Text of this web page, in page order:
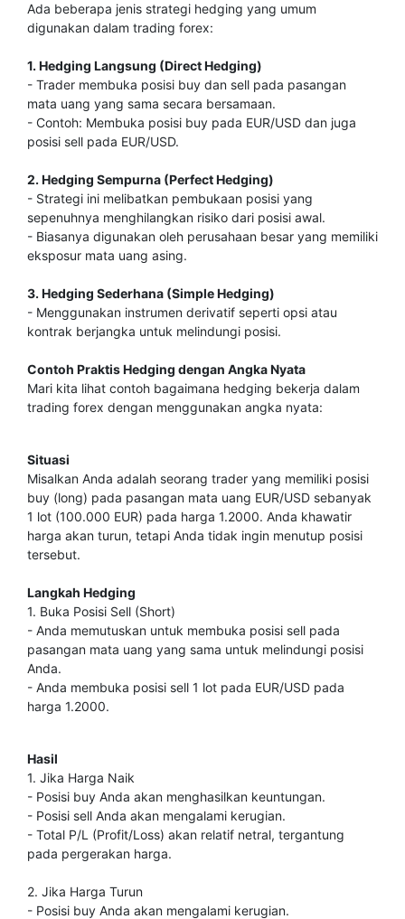
Ada beberapa jenis strategi hedging yang umum
digunakan dalam trading forex:
1. Hedging Langsung (Direct Hedging)
- Trader membuka posisi buy dan sell pada pasangan
mata uang yang sama secara bersamaan.
- Contoh: Membuka posisi buy pada EUR/USD dan juga
posisi sell pada EUR/USD.
2. Hedging Sempurna (Perfect Hedging)
- Strategi ini melibatkan pembukaan posisi yang
sepenuhnya menghilangkan risiko dari posisi awal.
- Biasanya digunakan oleh perusahaan besar yang memiliki
eksposur mata uang asing.
3. Hedging Sederhana (Simple Hedging)
- Menggunakan instrumen derivatif seperti opsi atau
kontrak berjangka untuk melindungi posisi.
Contoh Praktis Hedging dengan Angka Nyata
Mari kita lihat contoh bagaimana hedging bekerja dalam
trading forex dengan menggunakan angka nyata:
Situasi
Misalkan Anda adalah seorang trader yang memiliki posisi
buy (long) pada pasangan mata uang EUR/USD sebanyak
1 lot (100.000 EUR) pada harga 1.2000. Anda khawatir
harga akan turun, tetapi Anda tidak ingin menutup posisi
tersebut.
Langkah Hedging
1. Buka Posisi Sell (Short)
- Anda memutuskan untuk membuka posisi sell pada
pasangan mata uang yang sama untuk melindungi posisi
Anda.
- Anda membuka posisi sell 1 lot pada EUR/USD pada
harga 1.2000.
Hasil
1. Jika Harga Naik
- Posisi buy Anda akan menghasilkan keuntungan.
- Posisi sell Anda akan mengalami kerugian.
- Total P/L (Profit/Loss) akan relatif netral, tergantung
pada pergerakan harga.
2. Jika Harga Turun
- Posisi buy Anda akan mengalami kerugian.